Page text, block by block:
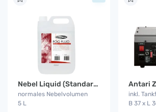
Nebel Liquid (Standard Fog Fluid)
normales Nebelvolumen
5 L
inkl.
B 37 x L